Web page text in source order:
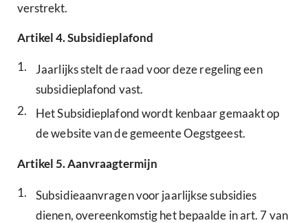
verstrekt.
Artikel4.Subsidieplafond
1.
Jaarlijks stelt de raad voor deze regeling een
subsidieplafond vast.
2.
Het Subsidieplafond wordt kenbaar gemaakt op
de website van de gemeente Oegstgeest.
Artikel5.Aanvraagtermijn
1.
Subsidieaanvragen voor jaarlijkse subsidies
dienen, overeenkomstig het bepaalde in art. 7 van